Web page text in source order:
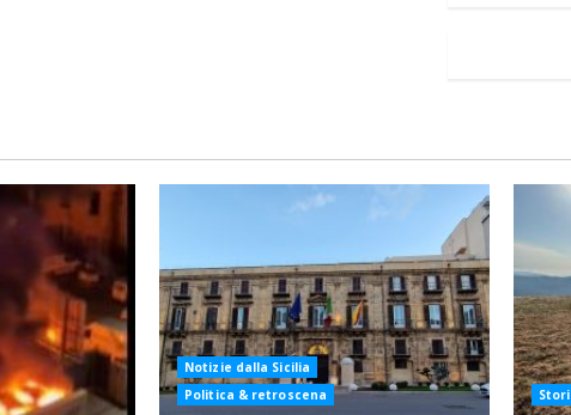
Notizie dalla Sicilia
Politica & retroscena